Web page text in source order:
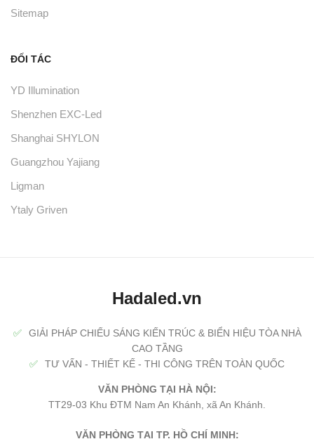
Sitemap
ĐỐI TÁC
YD Illumination
Shenzhen EXC-Led
Shanghai SHYLON
Guangzhou Yajiang
Ligman
Ytaly Griven
Hadaled.vn
✅
GIẢI PHÁP CHIẾU SÁNG KIẾN TRÚC & BIỂN HIỆU TÒA NHÀ
CAO TẦNG
✅
TƯ VẤN - THIẾT KẾ - THI CÔNG TRÊN TOÀN QUỐC
VĂN PHÒNG TẠI HÀ NỘI:
TT29-03 Khu ĐTM Nam An Khánh, xã An Khánh.
VĂN PHÒNG TẠI TP. HỒ CHÍ MINH: